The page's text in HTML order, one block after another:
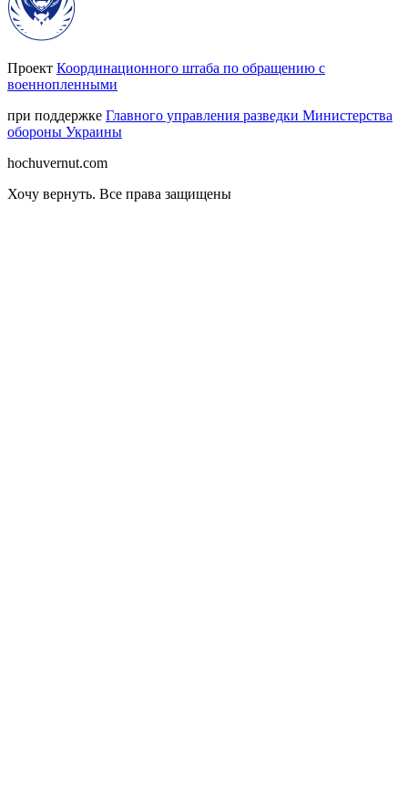
Проект Координационного штаба по обращению с
военнопленными
при поддержке Главного управления разведки Министерства
обороны Украины
hochuvernut.com
Хочу вернуть. Все права защищены